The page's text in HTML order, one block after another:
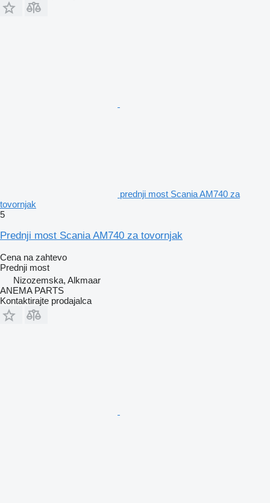
prednji most Scania AM740 za
tovornjak
5
Prednji most Scania AM740 za tovornjak
Cena na zahtevo
Prednji most
Nizozemska, Alkmaar
ANEMA PARTS
Kontaktirajte prodajalca